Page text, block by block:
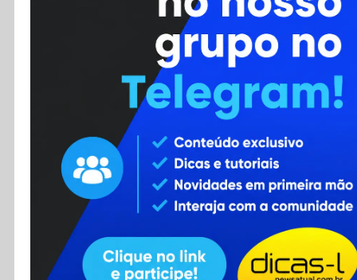
Enviar Dica
Contato
RSS